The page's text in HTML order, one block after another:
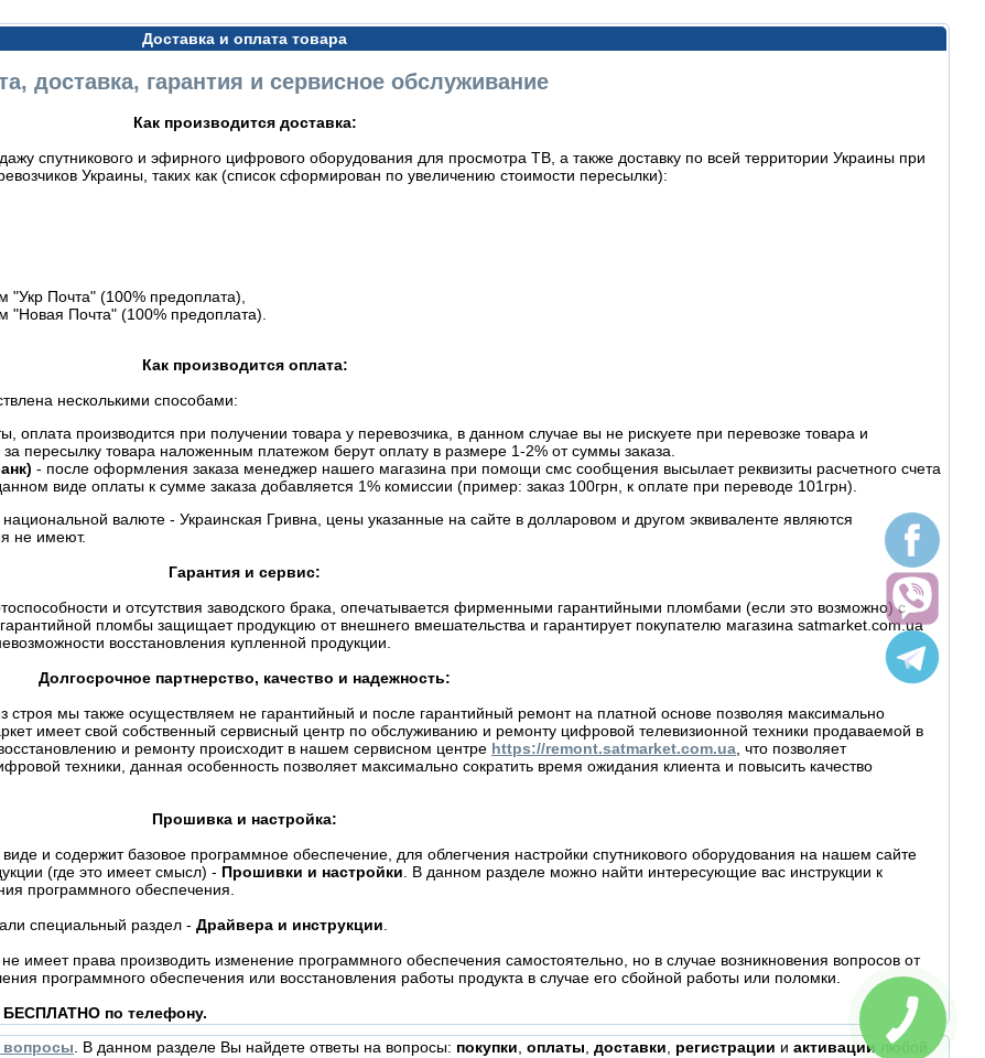
Доставка и оплата товара
доставка, гарантия и сервисное обслуживание
Как производится доставка:
спутникового и эфирного цифрового оборудования для просмотра ТВ, а также доставку по всей территории Украины при
Украины, таких как (список сформирован по увеличению стоимости пересылки):
Почта" (100% предоплата),
"Новая Почта" (100% предоплата).
Как производится оплата:
несколькими способами:
оплата производится при получении товара у перевозчика, в данном случае вы не рискуете при перевозке товара и
пересылку товара наложенным платежом берут оплату в размере 1-2% от суммы заказа.
- после оформления заказа менеджер нашего магазина при помощи смс сообщения высылает реквизиты расчетного счета
виде оплаты к сумме заказа добавляется 1% комиссии (пример: заказ 100грн, к оплате при переводе 101грн).
валюте - Украинская Гривна, цены указанные на сайте в долларовом и другом эквиваленте являются
не имеют.
Гарантия и сервис:
и отсутствия заводского брака, опечатывается фирменными гарантийными пломбами (если это возможно) с
пломбы защищает продукцию от внешнего вмешательства и гарантирует покупателю магазина satmarket.com.ua
восстановления купленной продукции.
Долгосрочное партнерство, качество и надежность:
строя мы также осуществляем не гарантийный и после гарантийный ремонт на платной основе позволяя максимально
имеет свой собственный сервисный центр по обслуживанию и ремонту цифровой телевизионной техники продаваемой в
и ремонту происходит в нашем сервисном центре https://remont.satmarket.com.ua , что позволяет
техники, данная особенность позволяет максимально сократить время ожидания клиента и повысить качество
Прошивка и настройка:
и содержит базовое программное обеспечение, для облегчения настройки спутникового оборудования на нашем сайте
(где это имеет смысл) - Прошивки и настройки . В данном разделе можно найти интересующие вас инструкции к
программного обеспечения.
специальный раздел - Драйвера и инструкции
имеет права производить изменение программного обеспечения самостоятельно, но в случае возникновения вопросов от
программного обеспечения или восстановления работы продукта в случае его сбойной работы или поломки.
БЕСПЛАТНО по телефону.
вопросы. В данном разделе Вы найдете ответы на вопросы: покупки, оплаты, доставки, регистрации и активации
любой